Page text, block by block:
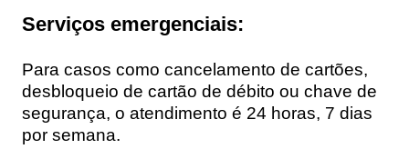
Serviços emergenciais:
Para casos como cancelamento de cartões,
desbloqueio de cartão de débito ou chave de
segurança, o atendimento é 24 horas, 7 dias
por semana.